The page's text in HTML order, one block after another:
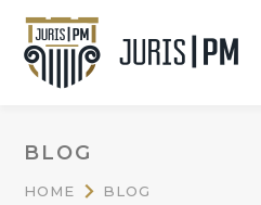
BLOG
HOME
BLOG